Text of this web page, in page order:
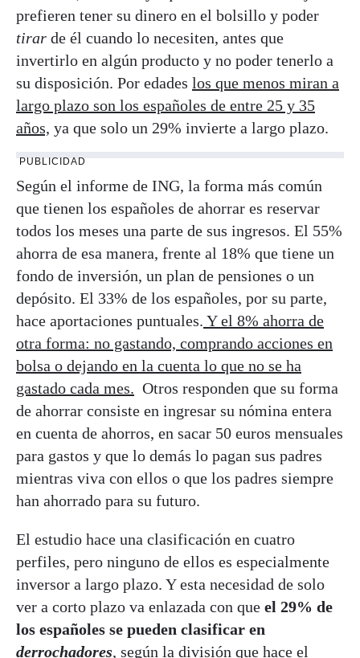
prefieren tener su dinero en el bolsillo y poder
tirar de él cuando lo necesiten, antes que
invertirlo en algún producto y no poder tenerlo a
su disposición. Por edades los que menos miran a
largo plazo son los españoles de entre 25 y 35
años, ya que solo un 29% invierte a largo plazo.
PUBLICIDAD
Según el informe de ING, la forma más común
que tienen los españoles de ahorrar es reservar
todos los meses una parte de sus ingresos. El 55%
ahorra de esa manera, frente al 18% que tiene un
fondo de inversión, un plan de pensiones o un
depósito. El 33% de los españoles, por su parte,
hace aportaciones puntuales. Y el 8% ahorra de
otra forma: no gastando, comprando acciones en
bolsa o dejando en la cuenta lo que no se ha
gastado cada mes. Otros responden que su forma
de ahorrar consiste en ingresar su nómina entera
en cuenta de ahorros, en sacar 50 euros mensuales
para gastos y que lo demás lo pagan sus padres
mientras viva con ellos o que los padres siempre
han ahorrado para su futuro.
El estudio hace una clasificación en cuatro
perfiles, pero ninguno de ellos es especialmente
inversor a largo plazo. Y esta necesidad de solo
ver a corto plazo va enlazada con que el 29% de
los españoles se pueden clasificar en
derrochadores, según la división que hace el